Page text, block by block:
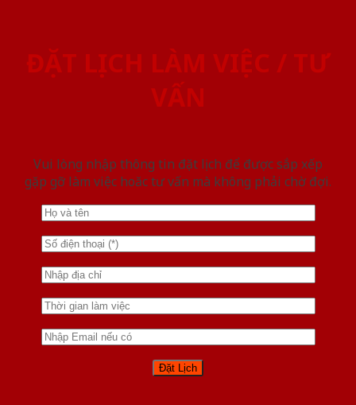
ĐẶT LỊCH LÀM VIỆC / TƯ
VẤN
Vui lòng nhập thông tin đặt lịch để được sắp xếp
gặp gỡ làm việc hoăc tư vấn mà không phải chờ đợi.